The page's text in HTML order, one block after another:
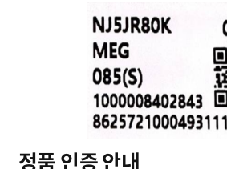
정품 인증 안내